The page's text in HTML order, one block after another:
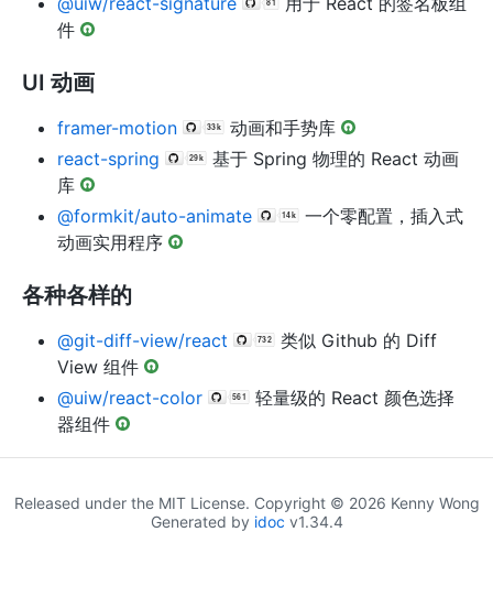
件
UI 动画
framer-motion
动画和手势库
react-spring
基于 Spring 物理的 React 动画
库
@formkit/auto-animate
一个零配置，插入式
动画实用程序
各种各样的
@git-diff-view/react
类似 Github 的 Diff
View 组件
@uiw/react-color
轻量级的 React 颜色选择
器组件
Released under the MIT License. Copyright © 2026 Kenny Wong
Generated by idoc v1.34.4